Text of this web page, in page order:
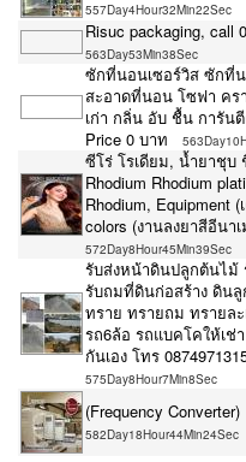
557Day4Hour32Min22Sec
Risuc packaging, call
563Day53Min38Sec
ซักที่นอนเซอร์วิส ซักที่
สะอาดที่นอน โซฟา คร
เก่า กลิ่น อับ ชื้น การัน
Price 0 บาท
ซีโร่ โรเดียม, น้ำยาชุบ
Rhodium Rhodium
Rhodium, Equipment
colors (งานลงยาสีอีนา
572Day8Hour45Min39Sec
รับส่งหน้าดินปลูกต้นไม้
รับถมที่ดินก่อสร้าง ดิน
ทราย ทรายถม ทรายล
รถ6ล้อ รถแบคโคให้เช่
กันเอง โทร
575Day8Hour7Min8Sec
(Frequency
582Day18Hour44Min24Sec